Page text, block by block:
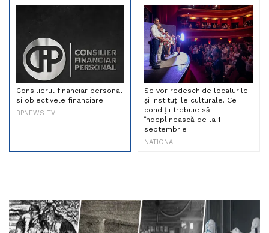
Consilierul financiar personal
si obiectivele financiare
BPNEWS TV
Se vor redeschide localurile
și instituțiile culturale. Ce
condiții trebuie să
îndeplinească de la 1
septembrie
NATIONAL